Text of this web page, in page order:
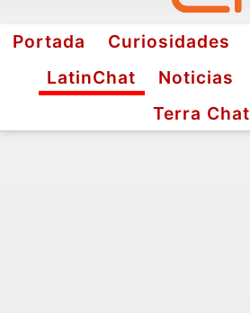
Portada Curiosidades
LatinChat
Noticias
Terra Chat